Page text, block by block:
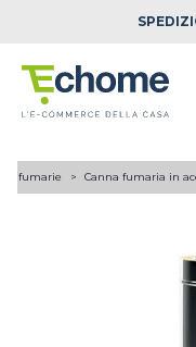
fumarie Canna fumaria in